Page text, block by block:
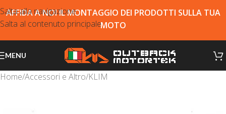
Salta alla navigazione
Salta al contenuto principale
AFFIDA A NOI IL MONTAGGIO DEI PRODOTTI SULLA TUA
MOTO
MENU
Home/Accessori e Altro/KLIM